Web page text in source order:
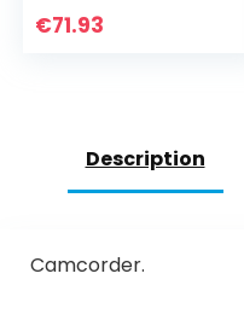
1520P videocamera
€71.93
Description
Camcorder.